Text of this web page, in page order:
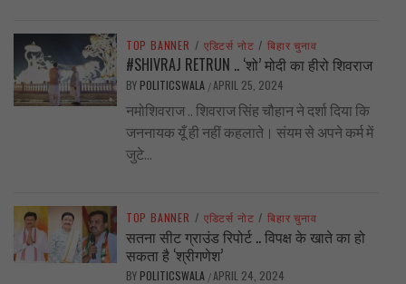
TOP BANNER / एडिटर्स नोट / बिहार चुनाव
#SHIVRAJ RETRUN .. ‘शो’ मोदी का हीरो शिवराज
BY POLITICSWALA /APRIL 25, 2024
नमोशिवराज .. शिवराज सिंह चौहान ने दर्शा दिया कि
जननायक यूँ ही नहीं कहलाते। संयम से अपने कर्म में
जुटे...
TOP BANNER / एडिटर्स नोट / बिहार चुनाव
सतना सीट ग्राउंड रिपोर्ट .. विपक्ष के खाते का हो
सकता है ‘श्रीगणेश’
BY POLITICSWALA /APRIL 24, 2024